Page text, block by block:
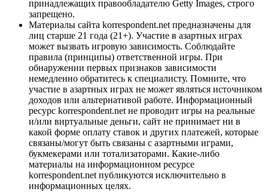
принадлежащих правообладателю Getty Images, строго
запрещено.
Материалы сайта korrespondent.net предназначены для
лиц старше 21 года (21+). Участие в азартных играх
может вызвать игровую зависимость. Соблюдайте
правила (принципы) ответственной игры. При
обнаружении первых признаков зависимости
немедленно обратитесь к специалисту. Помните, что
участие в азартных играх не может являться источником
доходов или альтернативой работе. Информационный
ресурс korrespondent.net не проводит игры на реальные
и/или виртуальные деньги, сайт не принимает ни в
какой форме оплату ставок и других платежей, которые
связаны/могут быть связаны с азартными играми,
букмекерами или тотализаторами. Какие-либо
материалы на информационном ресурсе
korrespondent.net публикуются исключительно в
информационных целях.